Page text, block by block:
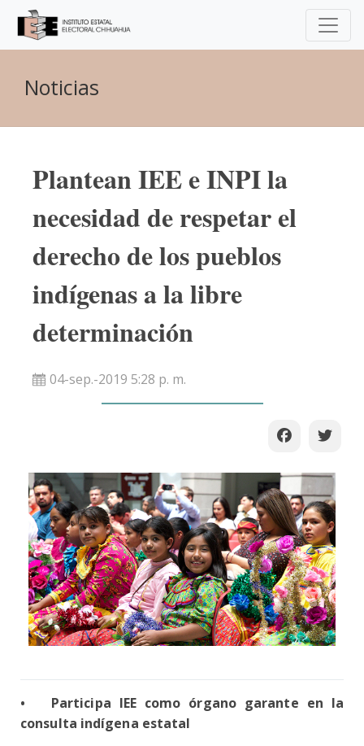
Noticias
Plantean IEE e INPI la
necesidad de respetar el
derecho de los pueblos
indígenas a la libre
determinación
04-sep.-2019 5:28 p. m.
•
Participa IEE como órgano garante en la
consulta indígena estatal